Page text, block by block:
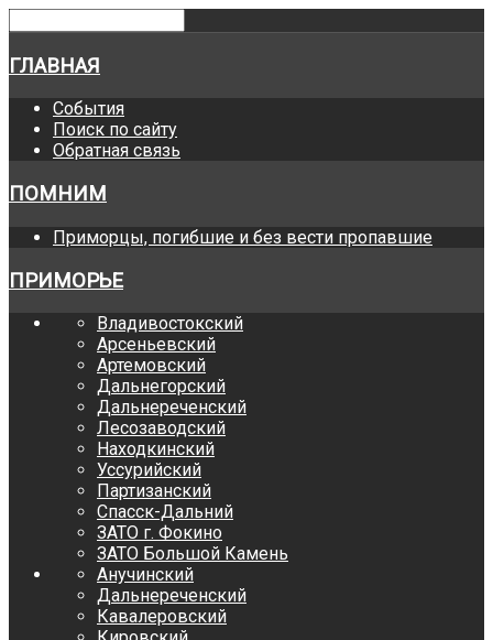
ГЛАВНАЯ
События
Поиск по сайту
Обратная связь
ПОМНИМ
Приморцы, погибшие и без вести пропавшие
ПРИМОРЬЕ
Владивостокский
Арсеньевский
Артемовский
Дальнегорский
Дальнереченский
Лесозаводский
Находкинский
Уссурийский
Партизанский
Спасск-Дальний
ЗАТО г. Фокино
ЗАТО Большой Камень
Анучинский
Дальнереченский
Кавалеровский